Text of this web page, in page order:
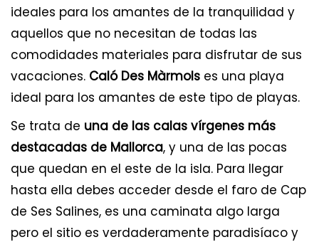
ideales para los amantes de la tranquilidad y
aquellos que no necesitan de todas las
comodidades materiales para disfrutar de sus
vacaciones. Caló Des Màrmols es una playa
ideal para los amantes de este tipo de playas.
Se trata de una de las calas vírgenes más
destacadas de Mallorca, y una de las pocas
que quedan en el este de la isla. Para llegar
hasta ella debes acceder desde el faro de Cap
de Ses Salines, es una caminata algo larga
pero el sitio es verdaderamente paradisíaco y